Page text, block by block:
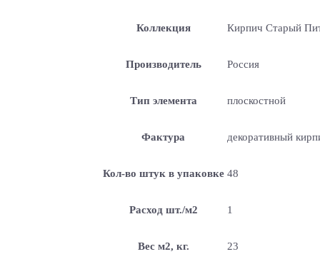
Коллекция Кирпич Старый
Производитель Россия
Тип элемента плоскостной
Фактура декоративный
Кол-во штук в упаковке 48
Расход шт./м2 1
Вес м2, кг. 23